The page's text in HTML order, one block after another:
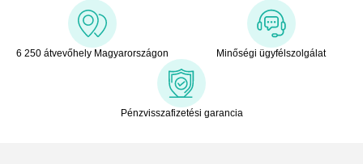
6 250 átvevőhely Magyarországon Minőségi ügyfélszolgálat
Pénzvisszafizetési garancia